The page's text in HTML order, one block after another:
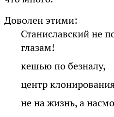
Доволен этими:
Станиславский не
глазам!
кешью по безналу,
центр
не на жизнь, а